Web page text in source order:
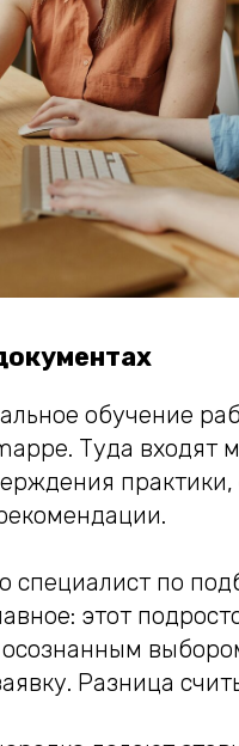
обучение
Туда входят
практики,
специалист по
этот
Разница